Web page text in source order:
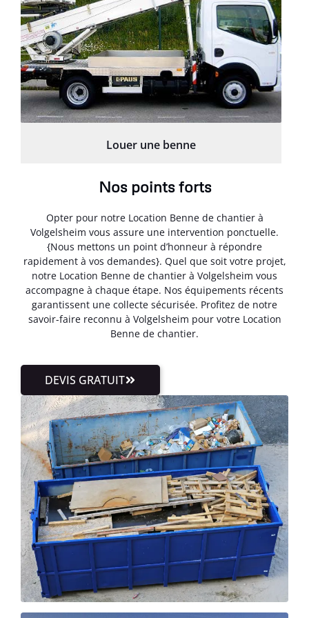
Louer une benne
Nos points forts
Opter pour notre Location Benne de chantier à
Volgelsheim vous assure une intervention ponctuelle.
{Nous mettons un point d’honneur à répondre
rapidement à vos demandes}. Quel que soit votre projet,
notre Location Benne de chantier à Volgelsheim vous
accompagne à chaque étape. Nos équipements récents
garantissent une collecte sécurisée. Profitez de notre
savoir-faire reconnu à Volgelsheim pour votre Location
Benne de chantier.
DEVIS GRATUIT